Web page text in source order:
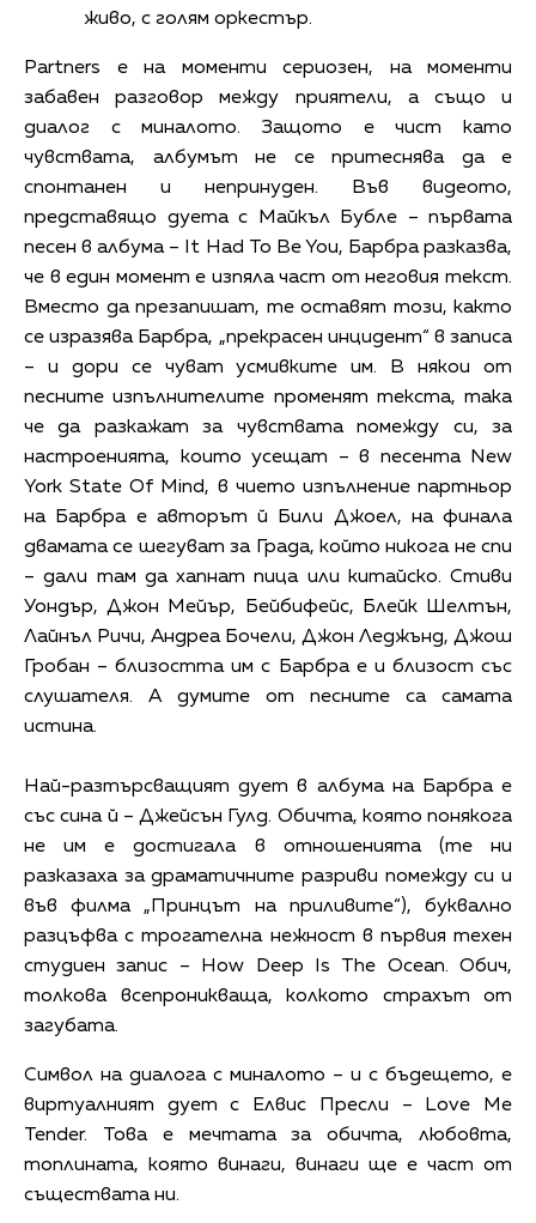
живо, с голям оркестър.
Partners е на моменти сериозен, на моменти
забавен разговор между приятели, а също и
диалог с миналото. Защото е чист като
чувствата, албумът не се притеснява да е
спонтанен и непринуден. Във видеото,
представящо дуета с Майкъл Бубле – първата
песен в албума – It Had To Be You, Барбра разказва,
че в един момент е изпяла част от неговия текст.
Вместо да презапишат, те оставят този, както
се изразява Барбра, „прекрасен инцидент“ в записа
– и дори се чуват усмивките им. В някои от
песните изпълнителите променят текста, така
че да разкажат за чувствата помежду си, за
настроенията, които усещат – в песента New
York State Of Mind, в чието изпълнение партньор
на Барбра е авторът й Били Джоел, на финала
двамата се шегуват за Града, който никога не спи
– дали там да хапнат пица или китайско. Стиви
Уондър, Джон Мейър, Бейбифейс, Блейк Шелтън,
Лайнъл Ричи, Андреа Бочели, Джон Леджънд, Джош
Гробан – близостта им с Барбра е и близост със
слушателя. А думите от песните са самата
истина.
Най-разтърсващият дует в албума на Барбра е
със сина й – Джейсън Гулд. Обичта, която понякога
не им е достигала в отношенията (те ни
разказаха за драматичните разриви помежду си и
във филма „Принцът на приливите“), буквално
разцъфва с трогателна нежност в първия техен
студиен запис – How Deep Is The Ocean. Обич,
толкова всепроникваща, колкото страхът от
загубата.
Символ на диалога с миналото – и с бъдещето, е
виртуалният дует с Елвис Пресли – Love Me
Tender. Това е мечтата за обичта, любовта,
топлината, която винаги, винаги ще е част от
съществата ни.